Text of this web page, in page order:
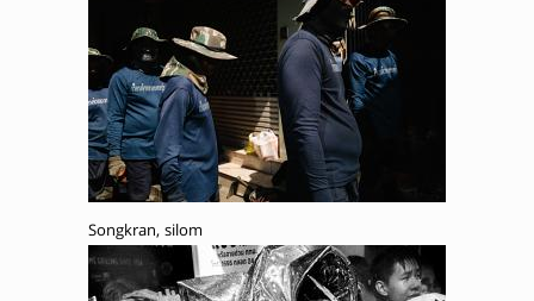
Songkran, silom